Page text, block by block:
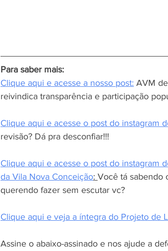
Para saber mais:
Clique aqui e acesse a nosso post: AVM
reivindica transparência e participação
Clique aqui e acesse o post do instagram
revisão? Dá pra desconfiar!!!
Clique aqui e acesse o post do instagram
da Vila Nova Conceição: Você tá sabendo
querendo fazer sem escutar vc?
Clique aqui e veja a íntegra do Projeto de
Assine o abaixo-assinado e nos ajude a